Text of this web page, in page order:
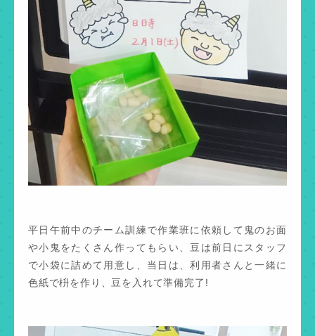
平日午前中のチーム訓練で作業班に依頼して鬼のお面
や小鬼をたくさん作ってもらい、豆は前日にスタッフ
で小袋に詰めて用意し、当日は、利用者さんと一緒に
色紙で枡を作り、豆を入れて準備完了!